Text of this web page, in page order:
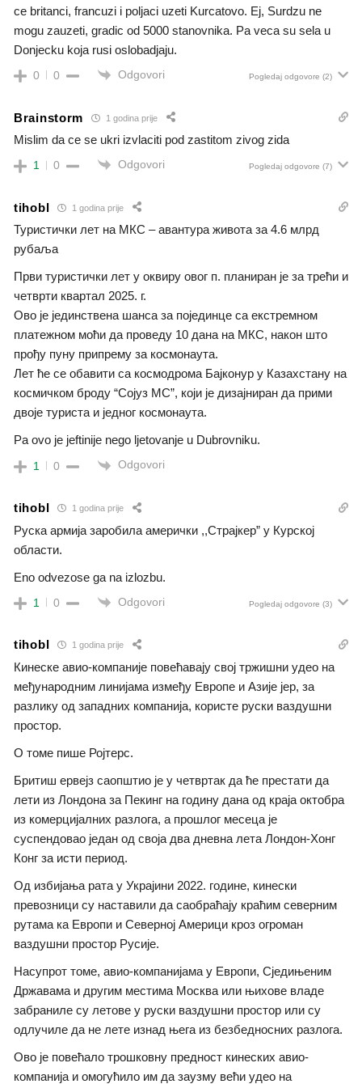
ce britanci, francuzi i poljaci uzeti Kurcatovo. Ej, Surdzu ne
mogu zauzeti, gradic od 5000 stanovnika. Pa veca su sela u
Donjecku koja rusi oslobadjaju.
0 0 Odgovori Pogledaj odgovore (2)
Brainstorm 1 godina prije
Mislim da ce se ukri izvlaciti pod zastitom zivog zida
1 0 Odgovori Pogledaj odgovore (7)
tihobl 1 godina prije
Туристички лет на МКС – авантура живота за 4.6 млрд
рубаља
Први туристички лет у оквиру овог п. планиран је за трећи и
четврти квартал 2025. г.
Ово је јединствена шанса за појединце са екстремном
платежном моћи да проведу 10 дана на МКС, након што
прођу пуну припрему за космонаута.
Лет ће се обавити са космодрома Бајконур у Казахстану на
космичком броду “Сојуз МС”, који је дизајниран да прими
двоје туриста и једног космонаута.
Pa ovo je jeftinije nego ljetovanje u Dubrovniku.
1 0 Odgovori
tihobl 1 godina prije
Руска армија заробила амерички ,,Страјкер” у Курској
области.
Eno odvezose ga na izlozbu.
1 0 Odgovori Pogledaj odgovore (3)
tihobl 1 godina prije
Кинеске авио-компаније повећавају свој тржишни удео на
међународним линијама између Европе и Азије јер, за
разлику од западних компанија, користе руски ваздушни
простор.
О томе пише Ројтерс.
Бритиш ервејз саопштио је у четвртак да ће престати да
лети из Лондона за Пекинг на годину дана од краја октобра
из комерцијалних разлога, а прошлог месеца је
суспендовао један од своја два дневна лета Лондон-Хонг
Конг за исти период.
Од избијања рата у Украјини 2022. године, кинески
превозници су наставили да саобраћају краћим северним
рутама ка Европи и Северној Америци кроз огроман
ваздушни простор Русије.
Насупрот томе, авио-компанијама у Европи, Сједињеним
Државама и другим местима Москва или њихове владе
забраниле су летове у руски ваздушни простор или су
одлучиле да не лете изнад њега из безбедносних разлога.
Ово је повећало трошковну предност кинеских авио-
компанија и омогућило им да заузму већи удео на